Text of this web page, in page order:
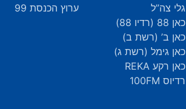
גלי צה”ל
כאן 88 (רדיו 88)
כאן ב’ (רשת ב)
כאן גימל (רשת ג)
כאן רקע REKA
רדיוס 100FM
ערוץ הכנסת 99